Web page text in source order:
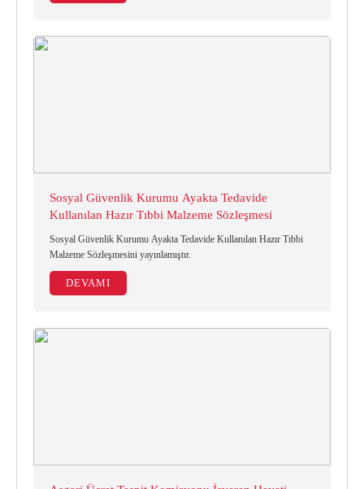
Sosyal Güvenlik Kurumu Ayakta Tedavide
Kullanılan Hazır Tıbbi Malzeme Sözleşmesi
Sosyal Güvenlik Kurumu Ayakta Tedavide Kullanılan Hazır Tıbbi
Malzeme Sözleşmesini yayınlamıştır.
DEVAMI